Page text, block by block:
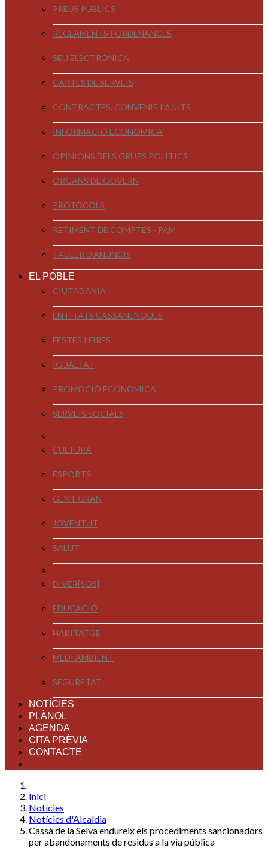
PREUS PÚBLICS
REGLAMENTS I ORDENANCES
SEU ELECTRÒNICA
CARTES DE SERVEIS
CONTRACTES, CONVENIS I AJUTS
INFORMACIÓ ECONÒMICA
OPINIONS DELS GRUPS POLÍTICS
ÒRGANS DE GOVERN
PROTOCOLS
RETIMENT DE COMPTES - PAM
TAULER D'ANUNCIS
EL POBLE
CIUTADANIA
ENTITATS CASSANENQUES
FESTES I FIRES
IGUALTAT
PROMOCIÓ ECONÒMICA
SERVEIS SOCIALS
CULTURA
ESPORTS
GENT GRAN
JOVENTUT
SALUT
DIVER[SOS]
EDUCACIÓ
HABITATGE
MEDI AMBIENT
SEGURETAT
NOTÍCIES
PLÀNOL
AGENDA
CITA PRÈVIA
CONTACTE
Inici
Notícies
Notícies d'Alcaldia
Cassà de la Selva endureix els procediments sancionadors
per abandonaments de residus a la via pública